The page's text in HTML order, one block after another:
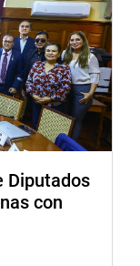
carreteras
y
ser investigadas
Medina.
Diputados
con